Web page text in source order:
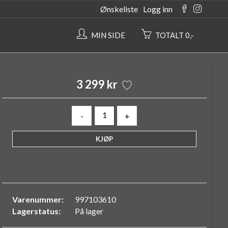
Ønskeliste Logg inn
MIN SIDE TOTALT 0,-
3 299 kr
- +
Varenummer:
997103610
Lagerstatus:
På lager